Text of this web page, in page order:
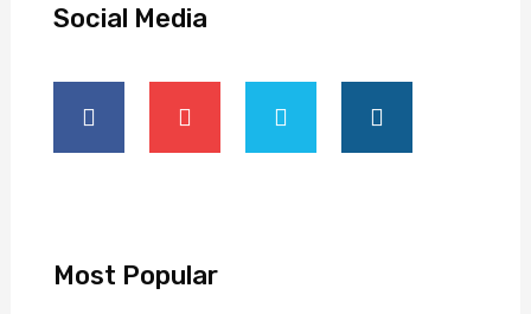
Social Media
Most Popular